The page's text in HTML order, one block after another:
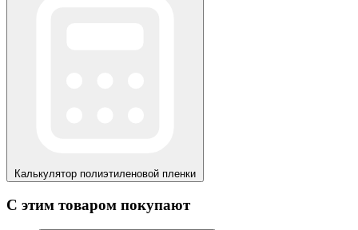
Калькулятор полиэтиленовой пленки
С этим товаром покупают